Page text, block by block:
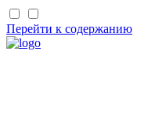
Перейти к содержанию